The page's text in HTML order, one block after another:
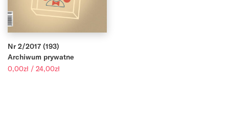
Nr 2/2017 (193)
Archiwum prywatne
0,00zł / 24,00złZakres